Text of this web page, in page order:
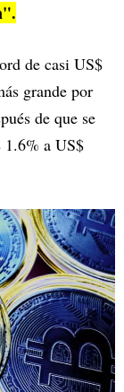
de casi US$
grande por
de que se
1.6% a US$